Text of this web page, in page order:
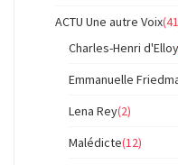
ACTU Une autre Voix
Charles-Henri d'Elloy
Emmanuelle
Lena Rey(2)
Malédicte(12)